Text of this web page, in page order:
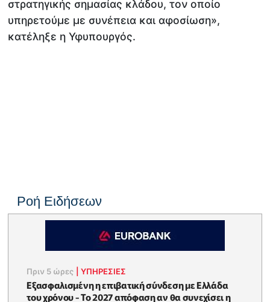
στρατηγικής σημασίας κλάδου, τον οποίο
υπηρετούμε με συνέπεια και αφοσίωση»,
κατέληξε η Υφυπουργός.
Ροή Ειδήσεων
Πριν 5 ώρες |ΥΠΗΡΕΣΙΕΣ
Εξασφαλισμένη η επιβατική σύνδεση με Ελλάδα
του χρόνου - Το 2027 απόφαση αν θα συνεχίσει η